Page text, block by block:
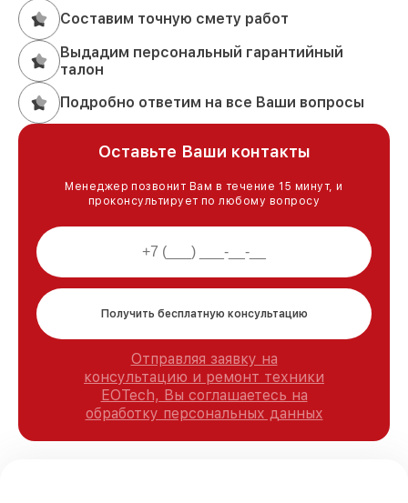
Составим точную смету работ
Выдадим персональный гарантийный
талон
Подробно ответим на все Ваши вопросы
Оставьте Ваши контакты
Менеджер позвонит Вам в течение 15 минут, и
проконсультирует по любому вопросу
Получить бесплатную консультацию
Отправляя заявку на
консультацию и ремонт техники
EOTech, Вы соглашаетесь на
обработку персональных данных